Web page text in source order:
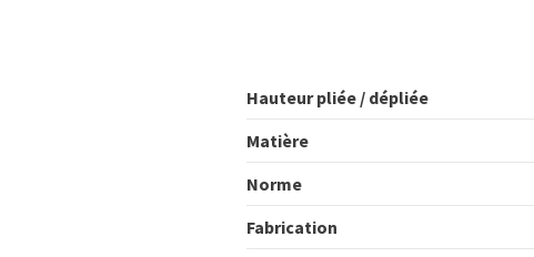
Hauteur pliée / dépliée
Matière
Norme
Fabrication